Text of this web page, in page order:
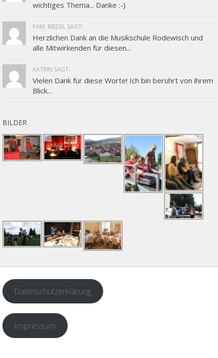
wichtiges Thema... Danke :-)
FAM. RIEDEL SAGT:
Herzlichen Dank an die Musikschule Rodewisch und
alle Mitwirkenden für diesen...
KATRIN SAGT:
Vielen Dank für diese Worte! Ich bin berührt von ihrem
Blick...
BILDER
Datenschutzerklärung
Impressum